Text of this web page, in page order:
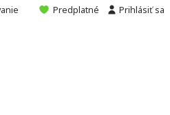
Predplatné Prihlásiť sa